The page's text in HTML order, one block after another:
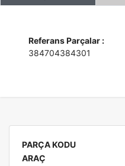
Referans Parçalar :
384704384301
PARÇA KODU
ARAÇ